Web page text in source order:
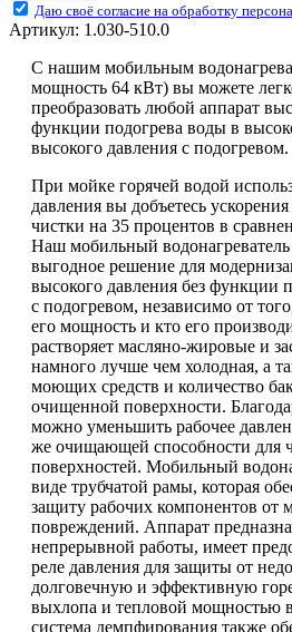
Даю своё согласие на обработку
Артикул: 1.030-510.0
С нашим мобильным
мощность 64 кВт) вы можете
преобразовать любой аппарат
функции подогрева воды в
высокого давления с подогревом.
При мойке горячей водой
давления вы добъетесь
чистки на 35 процентов в
Наш мобильный
выгодное решение для
высокого давления без функции
с подогревом, независимо от
его мощность и кто его
растворяет масляно-жировые и
намного лучше чем холодная, а
моющих средств и количество
очищенной поверхности.
можно уменьшить рабочее
же очищающей способности для
поверхностей. Мобильный
виде трубчатой рамы, которая
защиту рабочих компонентов от
повреждений. Аппарат
непрерывной работы, имеет
реле давления для защиты от
долговечную и эффективную
выхлопа и тепловой мощностью
система демпфирования также